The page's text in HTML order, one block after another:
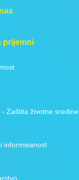
prijemni
Zaštita životne sredine
informisanost